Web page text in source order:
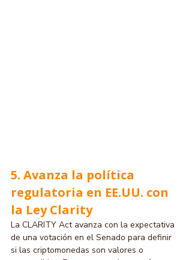
5. Avanza la política
regulatoria en EE.UU. con
la Ley Clarity
La CLARITY Act avanza con la expectativa
de una votación en el Senado para definir
si las criptomonedas son valores o